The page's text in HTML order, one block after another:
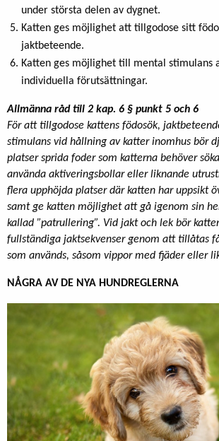
under största delen av dygnet.
Katten ges möjlighet att tillgodose sitt
jaktbeteende.
Katten ges möjlighet till mental stimulans
individuella förutsättningar.
Allmänna råd till 2 kap. 6 § punkt 5 och 6
För att tillgodose kattens födosök,
stimulans vid hållning av katter inomhus bör
platser sprida foder som katterna behöver
använda aktiveringsbollar eller liknande
flera upphöjda platser där katten har uppsikt
samt ge katten möjlighet att gå igenom sin
kallad ”patrullering”. Vid jakt och lek bör
fullständiga jaktsekvenser genom att tillåtas
som används, såsom vippor med fjäder eller
NÅGRA AV DE NYA HUNDREGLERNA